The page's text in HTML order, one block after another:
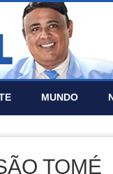
MUNDO
TOMÉ